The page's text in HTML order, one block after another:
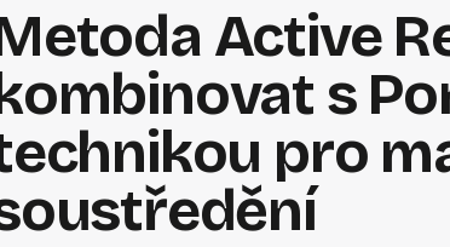
Active
s
pro